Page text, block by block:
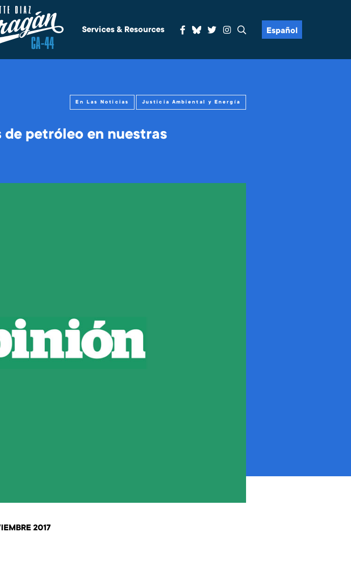
Services & Resources Español
En Las Noticias Justicia Ambiental y Energía
de petróleo en nuestras
2017